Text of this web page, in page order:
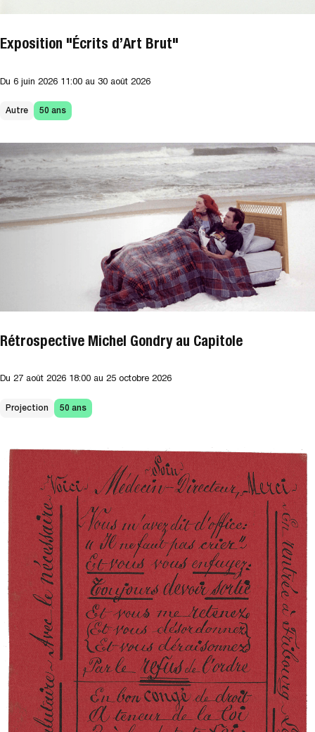
Exposition "Écrits d’Art Brut"
Du 6 juin 2026 11:00 au 30 août 2026
Autre 50 ans
Rétrospective Michel Gondry au Capitole
Du 27 août 2026 18:00 au 25 octobre 2026
Projection 50 ans